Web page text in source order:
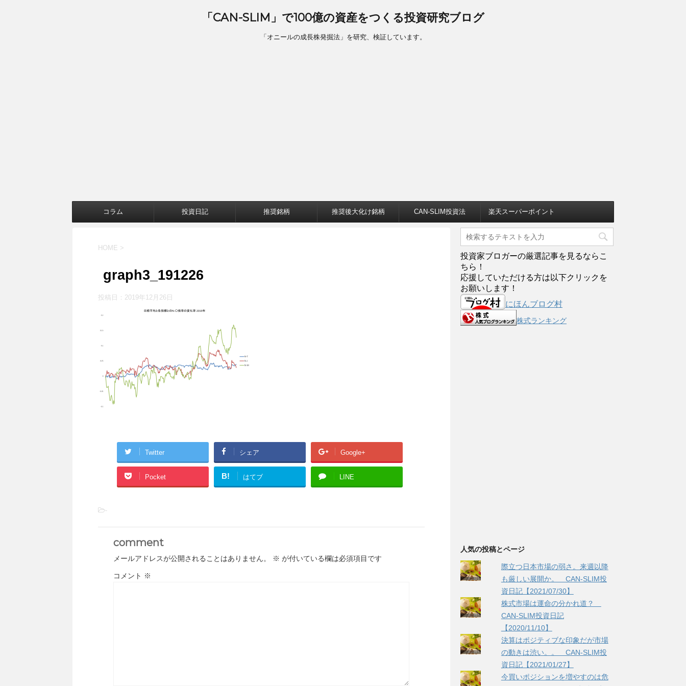
「CAN-SLIM」で100億の資産をつくる投資研究ブログ
「オニールの成長株発掘法」を研究、検証しています。
コラム 投資日記 推奨銘柄 推奨後大化け銘柄 CAN-SLIM投資法 楽天スーパーポイント
HOME >
graph3_191226
投稿日： 2019年12月26日
Twitter シェア Google+
Pocket B! はてブ LINE
-
comment
メールアドレスが公開されることはありません。 ※ が付いている欄は必須項目です
コメント ※
投資家ブロガーの厳選記事を見るならこ
ちら！
応援していただける方は以下クリックを
お願いします！
にほんブログ村
株式ランキング
人気の投稿とページ
際立つ日本市場の弱さ。来週以降
も厳しい展開か。 CAN-SLIM投
資日記【2021/07/30】
株式市場は運命の分かれ道？
CAN-SLIM投資日記
【2020/11/10】
決算はポジティブな印象だが市場
の動きは渋い。。 CAN-SLIM投
資日記【2021/01/27】
今買いポジションを増やすのは危